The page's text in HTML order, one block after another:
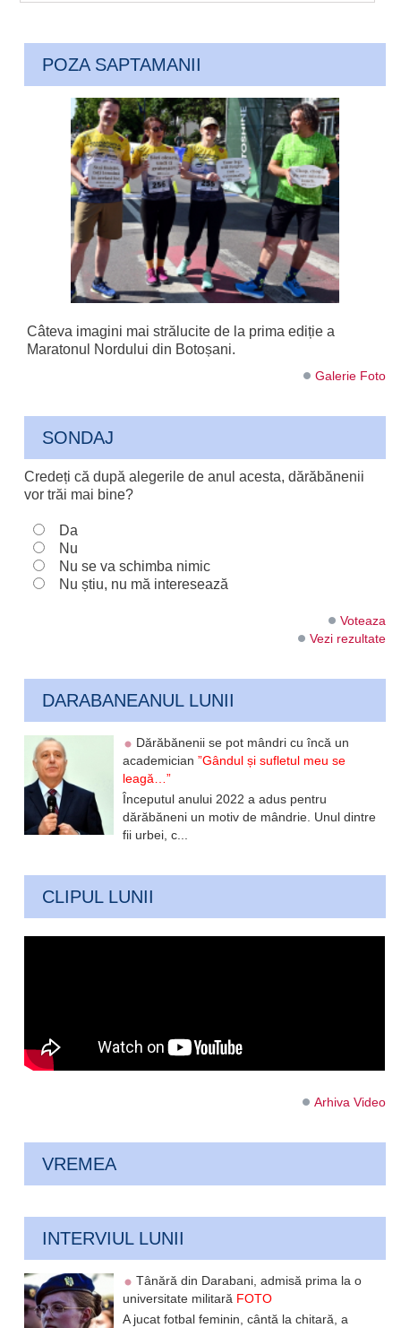
POZA SAPTAMANII
Câteva imagini mai strălucite de la prima ediție a
Maratonul Nordului din Botoșani.
Galerie Foto
SONDAJ
Credeți că după alegerile de anul acesta, dărăbănenii
vor trăi mai bine?
Da
Nu
Nu se va schimba nimic
Nu știu, nu mă interesează
Voteaza
Vezi rezultate
DARABANEANUL LUNII
Dărăbănenii se pot mândri cu încă un
academician”Gândul și sufletul meu se
leagă…”
Începutul anului 2022 a adus pentru
dărăbăneni un motiv de mândrie. Unul dintre
fii urbei, c...
CLIPUL LUNII
Arhiva Video
VREMEA
INTERVIUL LUNII
Tânără din Darabani, admisă prima la o
universitate militară FOTO
A jucat fotbal feminin, cântă la chitară, a